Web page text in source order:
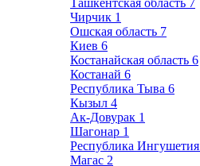
Ташкентская область 7
Чирчик 1
Ошская область 7
Киев 6
Костанайская область 6
Костанай 6
Республика Тыва 6
Кызыл 4
Ак-Довурак 1
Шагонар 1
Республика Ингушетия
Магас 2